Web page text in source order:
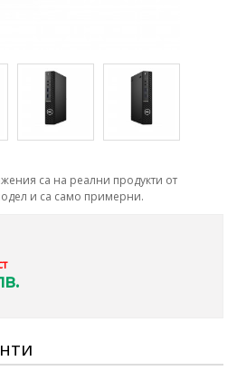
са на реални продукти от
и са само примерни.